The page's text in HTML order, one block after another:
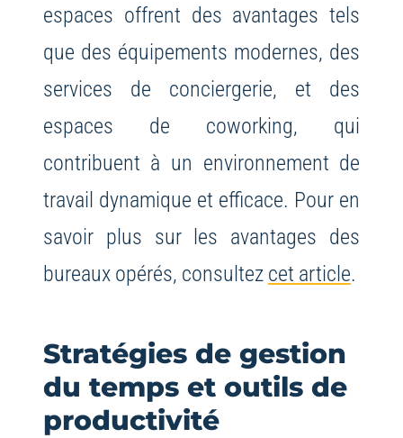
espaces offrent des avantages tels
que des équipements modernes, des
services de conciergerie, et des
espaces de coworking, qui
contribuent à un environnement de
travail dynamique et efficace. Pour en
savoir plus sur les avantages des
bureaux opérés, consultez cet article.
Stratégies de gestion
du temps et outils de
productivité